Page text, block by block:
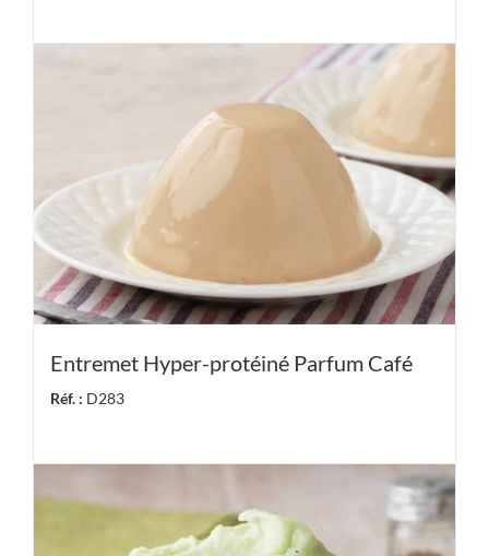
Entremet Hyper-protéiné Parfum Café
Réf. : D283